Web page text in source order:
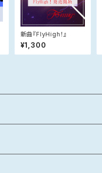
新曲『FlyHigh！』
¥1,300